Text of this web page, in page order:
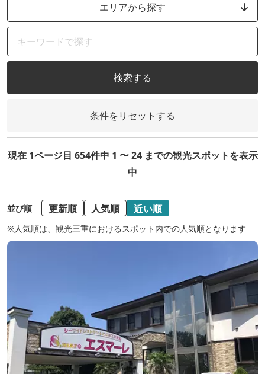
エリアから探す
検索する
条件をリセットする
現在 1ページ目 654件中 1 〜 24 までの観光スポットを表示
中
並び順 更新順 人気順 近い順
※人気順は、観光三重におけるスポット内での人気順となります